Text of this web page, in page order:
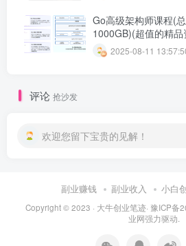
Go高级架构师课程(
1000GB)(超值的精
哦)
2025-08-11
评论 抢沙发
欢迎您留下宝贵的见解！
副业赚钱 副业收入 小白
Copyright © 2023 · 大牛创业笔迹· 豫ICP备
业网强力驱动.